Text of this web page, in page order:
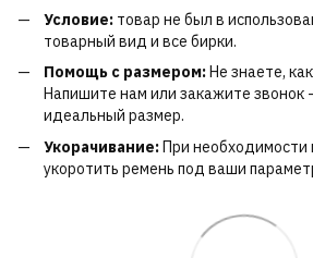
Условие: товар не был в
товарный вид и все бирки.
Помощь с размером: Не знаете,
Напишите нам или закажите
идеальный размер.
Укорачивание:При
укоротить ремень под ваши